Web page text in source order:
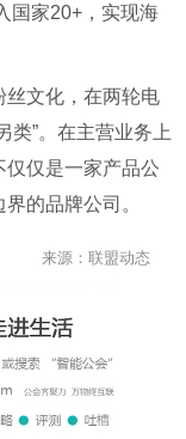
国家20+ ，实现海
丝文化，在两轮电
类”。在主营业务上
仅仅是一家产品公
的品牌公司。
来源：联盟动态